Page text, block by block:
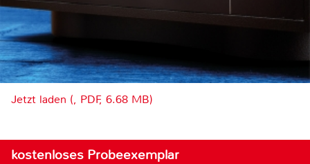
Jetzt laden (, PDF, 6.68 MB)
kostenloses Probeexemplar